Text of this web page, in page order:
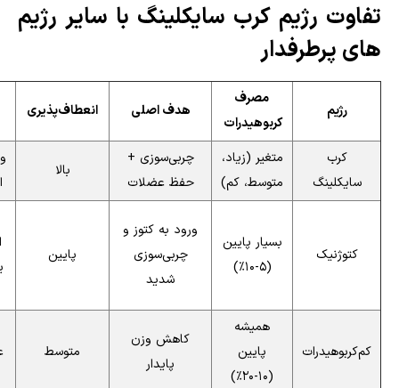
تفاوت رژیم کرب سایکلینگ با سایر رژیم
های پرطرفدار
رژیم
مصرف
کربوهیدرات
هدف اصلی انعطاف‌پذیری
کرب
سایکلینگ
متغیر (زیاد،
متوسط، کم)
چربی‌سوزی +
حفظ عضلات
بالا
کتوژنیک
بسیار پایین
(۵-۱۰٪)
ورود به کتوز و
چربی‌سوزی
شدید
پایین
کم‌کربوهیدرات
همیشه
پایین
(۱۰-۲۰٪)
کاهش وزن
پایدار
متوسط